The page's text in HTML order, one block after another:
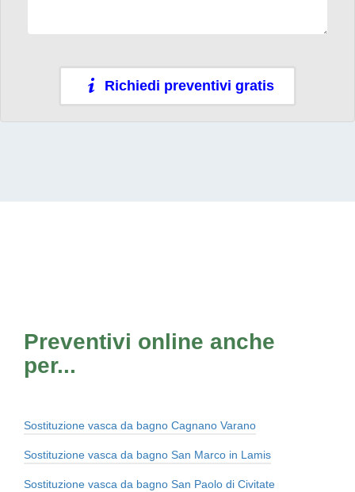
Richiedi preventivi gratis
Preventivi online anche
per...
Sostituzione vasca da bagno Cagnano Varano
Sostituzione vasca da bagno San Marco in Lamis
Sostituzione vasca da bagno San Paolo di Civitate